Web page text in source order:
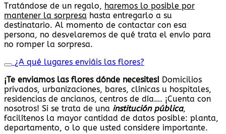
Tratándose de un regalo, haremos lo posible por
mantener la sorpresa hasta entregarlo a su
destinatario. Al momento de contactar con esa
persona, no desvelaremos de qué trata el envío para
no romper la sorpresa.
¿A qué lugares enviáis las flores?
¡Te enviamos las flores dónde necesites! Domicilios
privados, urbanizaciones, bares, clínicas u hospitales,
residencias de ancianos, centros de día…. ¡Cuenta con
nosotros! Si se trata de una institución pública,
facilítenos la mayor cantidad de datos posible: planta,
departamento, o lo que usted considere importante.